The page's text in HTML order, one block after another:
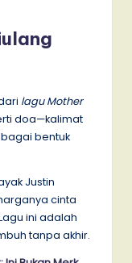
lagu Mother
doa—kalimat
bentuk
Justin
cinta
ini adalah
tanpa akhir.